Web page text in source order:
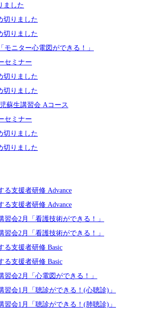
した
りました
りました
ニター心電図ができる！」
セミナー
りました
りました
蘇生講習会 Aコース
セミナー
りました
りました
る支援者研修 Advance
る支援者研修 Advance
会2月「看護技術ができる！」
会2月「看護技術ができる！」
る支援者研修 Basic
る支援者研修 Basic
会2月「心電図ができる！」
会1月「聴診ができる！(心聴診)」
会1月「聴診ができる！(肺聴診)」